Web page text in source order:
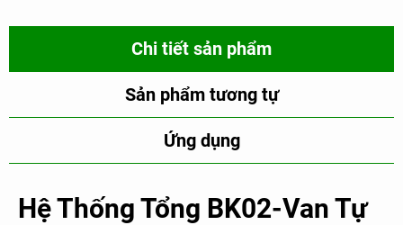
Chi tiết sản phẩm
Sản phẩm tương tự
Ứng dụng
Hệ Thống Tổng BK02-Van Tự